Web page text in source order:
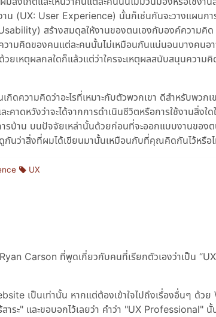
น (UX: User Experience) นั้นก็เช่นกันจะวางแผนกา
สร้างสมดุลให้งานของตนเองกับองค์ความคิด
วามคิดของคนแต่ละคนนั้นไม่เหมือนกันแน่นอนบางคนอ
เหตุผลกลใดก็แล้วแต่ว่าใครจะเหตุผลสนับสนุนความคิ
ความคิดว่าอะไรที่เหมาะกับตัวพวกเขา ดีสำหรับพวกเ
ดหวังว่าจะได้จากการดำเนินชีวิตหรือการใช้งานสิ่งใด
บ้าน บนปัจจัยเหล่านั้นด้วยก่อนที่จะออกแบบงานของต
นว่าสิ่งที่ผมได้เขียนมานั้นเหมือนกับที่คุณคิดกันไว้หรือ
UX
Carson ที่พูดเกี่ยวกับคนที่เรียกตัวเองว่าเป็น
UX
เป็นเท่านั้น หากแต่ต้องเข้าใจไปถึงเรื่องอื่นๆ ด้วย
ระ" และขอบอกไว้เลยว่า คำว่า "UX Professional" นั้